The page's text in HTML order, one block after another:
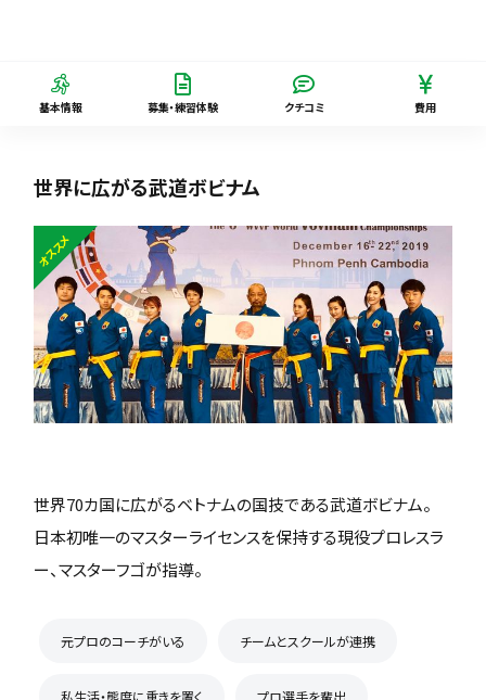
基本情報 募集・練習体験 クチコミ 費用
世界に広がる武道ボビナム
オススメ
世界70カ国に広がるベトナムの国技である武道ボビナム。
日本初唯一のマスターライセンスを保持する現役プロレスラ
ー、マスターフゴが指導。
元プロのコーチがいる チームとスクールが連携
私生活・態度に重きを置く プロ選手を輩出